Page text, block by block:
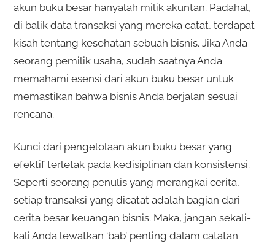
akun buku besar hanyalah milik akuntan. Padahal,
di balik data transaksi yang mereka catat, terdapat
kisah tentang kesehatan sebuah bisnis. Jika Anda
seorang pemilik usaha, sudah saatnya Anda
memahami esensi dari akun buku besar untuk
memastikan bahwa bisnis Anda berjalan sesuai
rencana.
Kunci dari pengelolaan akun buku besar yang
efektif terletak pada kedisiplinan dan konsistensi.
Seperti seorang penulis yang merangkai cerita,
setiap transaksi yang dicatat adalah bagian dari
cerita besar keuangan bisnis. Maka, jangan sekali-
kali Anda lewatkan ‘bab’ penting dalam catatan